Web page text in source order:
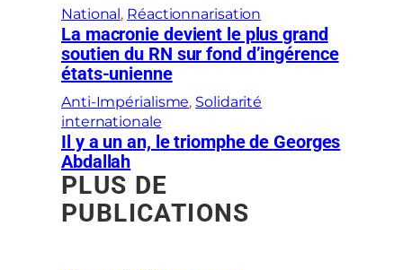
National , Réactionnarisation
La macronie devient le plus grand
soutien du RN sur fond d’ingérence
états-unienne
Anti-Impérialisme, Solidarité
internationale
Il y a un an, le triomphe de Georges
Abdallah
PLUS DE
PUBLICATIONS